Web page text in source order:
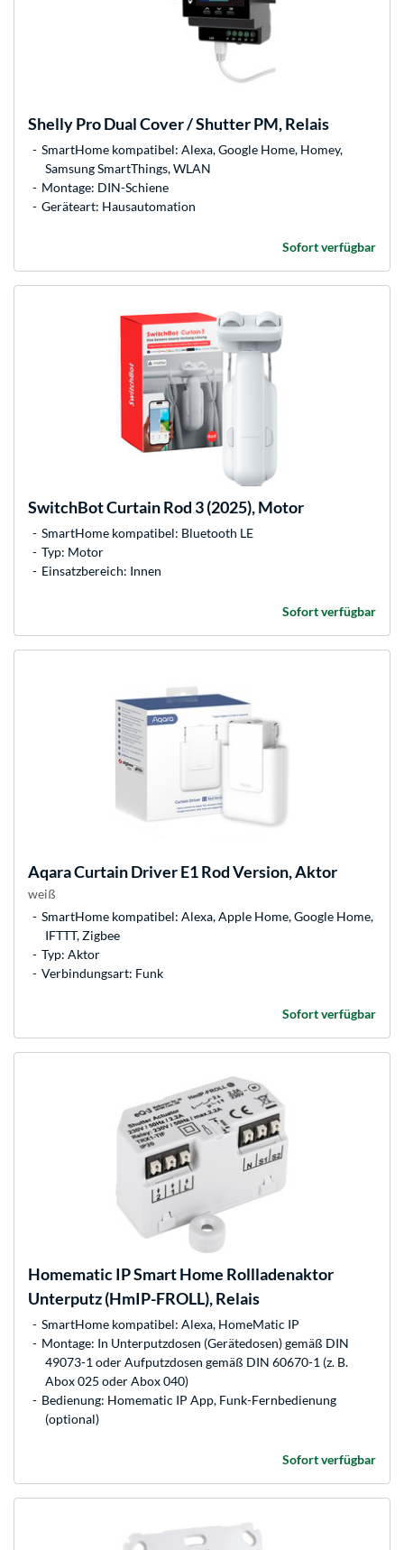
ShellyPro Dual Cover / Shutter PM, Relais
SmartHome kompatibel: Alexa, Google Home, Homey,
Samsung SmartThings, WLAN
Montage: DIN-Schiene
Geräteart: Hausautomation
Sofort verfügbar
SwitchBotCurtain Rod 3 (2025), Motor
SmartHome kompatibel: Bluetooth LE
Typ: Motor
Einsatzbereich: Innen
Sofort verfügbar
AqaraCurtain Driver E1 Rod Version, Aktor
weiß
SmartHome kompatibel: Alexa, Apple Home, Google Home,
IFTTT, Zigbee
Typ: Aktor
Verbindungsart: Funk
Sofort verfügbar
Homematic IPSmart Home Rollladenaktor
Unterputz (HmIP-FROLL), Relais
SmartHome kompatibel: Alexa, HomeMatic IP
Montage: In Unterputzdosen (Gerätedosen) gemäß DIN
49073-1 oder Aufputzdosen gemäß DIN 60670-1 (z. B.
Abox 025 oder Abox 040)
Bedienung: Homematic IP App, Funk-Fernbedienung
(optional)
Sofort verfügbar